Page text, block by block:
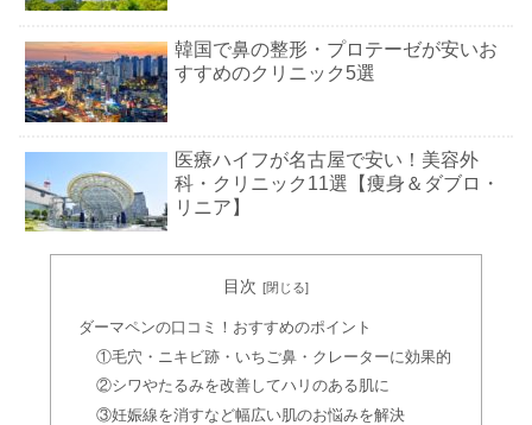
韓国で鼻の整形・プロテーゼが安いお
すすめのクリニック5選
医療ハイフが名古屋で安い！美容外
科・クリニック11選【痩身＆ダブロ・
リニア】
科11選【ボディハイフ有】
医療ハイフが池袋で安い！美容外科ク
リニック8選【痩身】
目次
ダーマペンの口コミ！おすすめのポイント
①毛穴・ニキビ跡・いちご鼻・クレーターに効果的
②シワやたるみを改善してハリのある肌に
③妊娠線を消すなど幅広い肌のお悩みを解決